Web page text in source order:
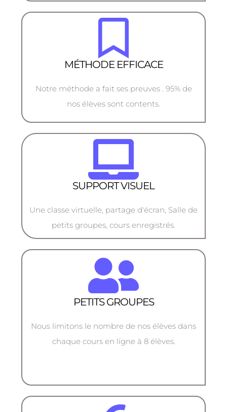
MÉTHODE EFFICACE
Notre méthode a fait ses preuves . 95% de
nos élèves sont contents.
SUPPORT VISUEL
Une classe virtuelle, partage d'écran, Salle de
petits groupes, cours enregistrés.
PETITS GROUPES
Nous limitons le nombre de nos élèves dans
chaque cours en ligne à 8 élèves.